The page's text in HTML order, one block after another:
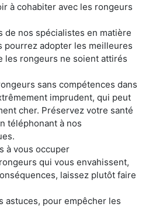
à cohabiter avec les rongeurs
de nos spécialistes en matière
pourrez adopter les meilleures
les rongeurs ne soient attirés
sans compétences dans
imprudent, qui peut
cher. Préservez votre santé
téléphonant à nos
à vous occuper
qui vous envahissent,
laissez plutôt faire
astuces, pour empêcher les